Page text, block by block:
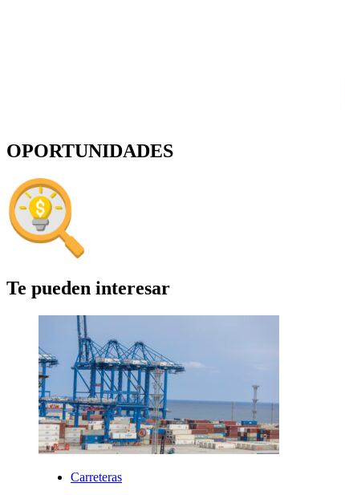
OPORTUNIDADES
Te pueden interesar
Carreteras